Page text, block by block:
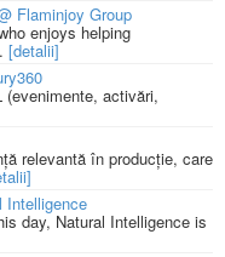
Flaminjoy Group
enjoys helping
[detalii]
activări,
relevantă în producție, care
Intelligence
day, Natural Intelligence is